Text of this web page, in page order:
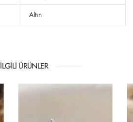
Altın
İLGILI ÜRÜNLER